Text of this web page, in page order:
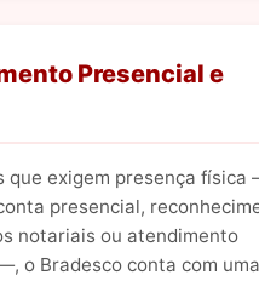
Presencial e
que exigem presença física
presencial,
notariais ou atendimento
o Bradesco conta com